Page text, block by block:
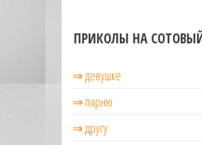
сообщения!
ПРИКОЛЫ НА
⇒ девушке
⇒ парню
⇒ другу